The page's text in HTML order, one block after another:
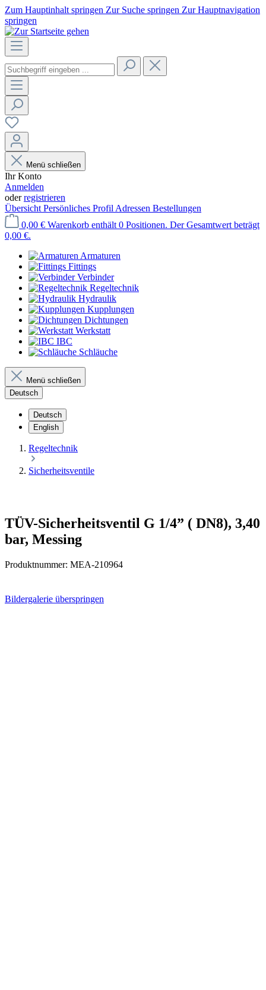
Zum Hauptinhalt springen Zur Suche springen Zur Hauptnavigation
springen
Menü schließen
Ihr Konto
Anmelden
oderregistrieren
Übersicht Persönliches Profil Adressen Bestellungen
0,00 € Warenkorb enthält 0 Positionen. Der Gesamtwert beträgt
0,00 €.
Armaturen
Fittings
Verbinder
Regeltechnik
Hydraulik
Kupplungen
Dichtungen
Werkstatt
IBC
Schläuche
Menü schließen
Deutsch
Deutsch
English
Regeltechnik
Sicherheitsventile
TÜV-Sicherheitsventil G 1/4” ( DN8), 3,40
bar, Messing
Produktnummer: MEA-210964
Bildergalerie überspringen